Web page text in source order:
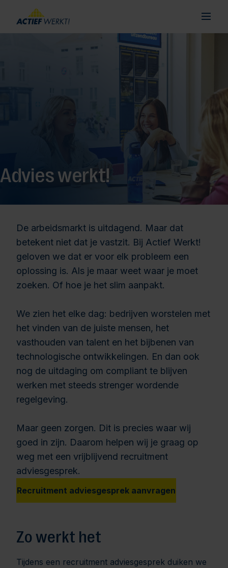
Advies werkt!
De arbeidsmarkt is uitdagend. Maar dat
betekent niet dat je vastzit. Bij Actief Werkt!
geloven we dat er voor elk probleem een
oplossing is. Als je maar weet waar je moet
zoeken. Of hoe je het slim aanpakt.
We zien het elke dag: bedrijven worstelen met
het vinden van de juiste mensen, het
vasthouden van talent en het bijbenen van
technologische ontwikkelingen. En dan ook
nog de uitdaging om compliant te blijven
werken met steeds strenger wordende
regelgeving.
Maar geen zorgen. Dit is precies waar wij
goed in zijn. Daarom helpen wij je graag op
weg met een vrijblijvend recruitment
adviesgesprek.
Recruitment adviesgesprek aanvragen
Zo werkt het
Tijdens een recruitment adviesgesprek duiken we